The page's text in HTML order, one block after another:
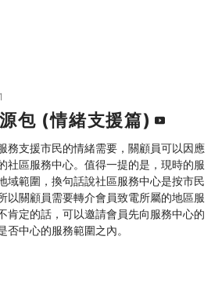
包 (情緒支援篇)
務支援市民的情緒需要，關顧員可以因應
社區服務中心。值得一提的是，現時的服
域範圍，換句話說社區服務中心是按市民
以關顧員需要轉介會員致電所屬的地區服
肯定的話，可以邀請會員先向服務中心的
中心的服務範圍之內。